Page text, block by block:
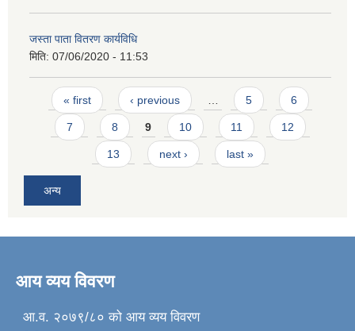
जस्ता पाता वितरण कार्यविधि
मिति: 07/06/2020 - 11:53
Pages
« first ‹ previous 5 6
7 8 9 10 11 12
13 next › last »
अन्य
आय व्यय विवरण
आ.व. २०७९/८० को आय व्यय विवरण